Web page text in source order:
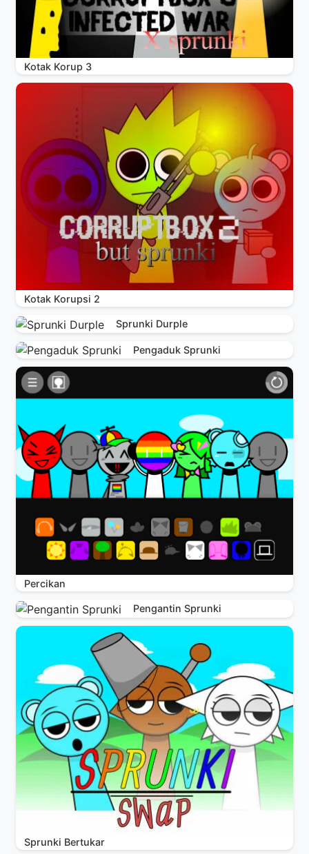
Kotak Korup 3
Kotak Korupsi 2
Sprunki Durple
Pengaduk Sprunki
Percikan
Pengantin Sprunki
Sprunki Bertukar